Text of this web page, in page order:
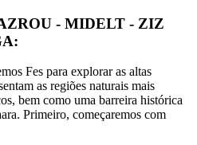
- MIDELT - ZIZ
Fes para explorar as altas
as regiões naturais mais
bem como uma barreira histórica
Primeiro, começaremos com